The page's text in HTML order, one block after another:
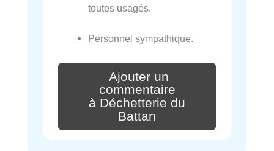
toutes usagés.
Personnel sympathique.
Ajouter un
commentaire
à Déchetterie du
Battan